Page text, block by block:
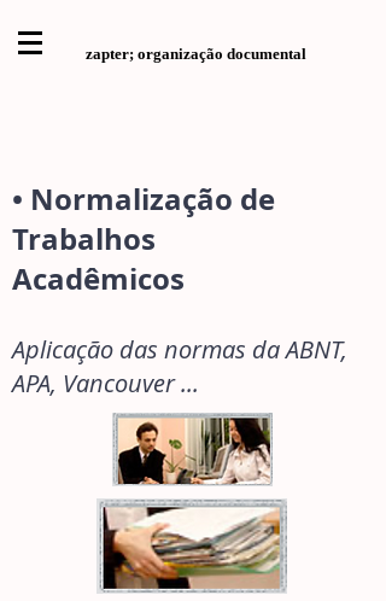
zapter; organização documental
• Normalização de
Trabalhos
Acadêmicos
Aplicação das normas da ABNT,
APA, Vancouver ...